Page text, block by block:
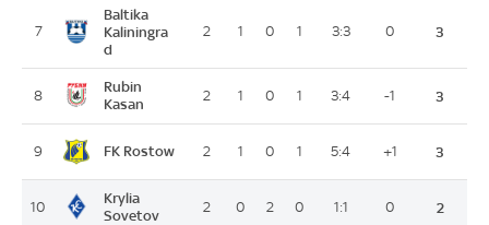
7
Baltika
Kaliningra
d
2 1 0 1 3:3 0 3
8
Rubin
Kasan
2 1 0 1 3:4 -1 3
9 FK Rostow 2 1 0 1 5:4 +1 3
10
Krylia
Sovetov
2 0 2 0 1:1 0 2